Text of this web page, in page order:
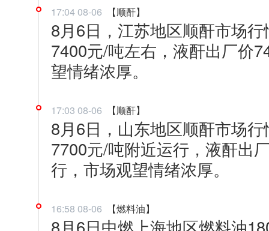
17:04 08-06 【顺酐】
8月6日，江苏地区顺酐市场
7400元/吨左右，液酐出厂价
望情绪浓厚。
17:03 08-06 【顺酐】
8月6日，山东地区顺酐市场
7700元/吨附近运行，液酐出
行，市场观望情绪浓厚。
16:58 08-06 【燃料油】